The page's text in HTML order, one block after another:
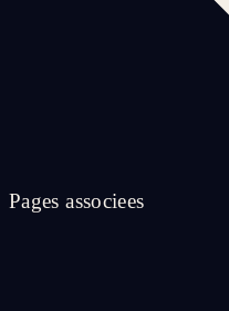
Pages associees